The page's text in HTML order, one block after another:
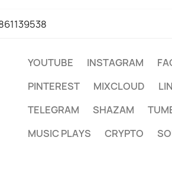
YOUTUBE INSTAGRAM
PINTEREST
MIXCLOUD
TELEGRAM
SHAZAM
MUSIC PLAYS
CRYPTO